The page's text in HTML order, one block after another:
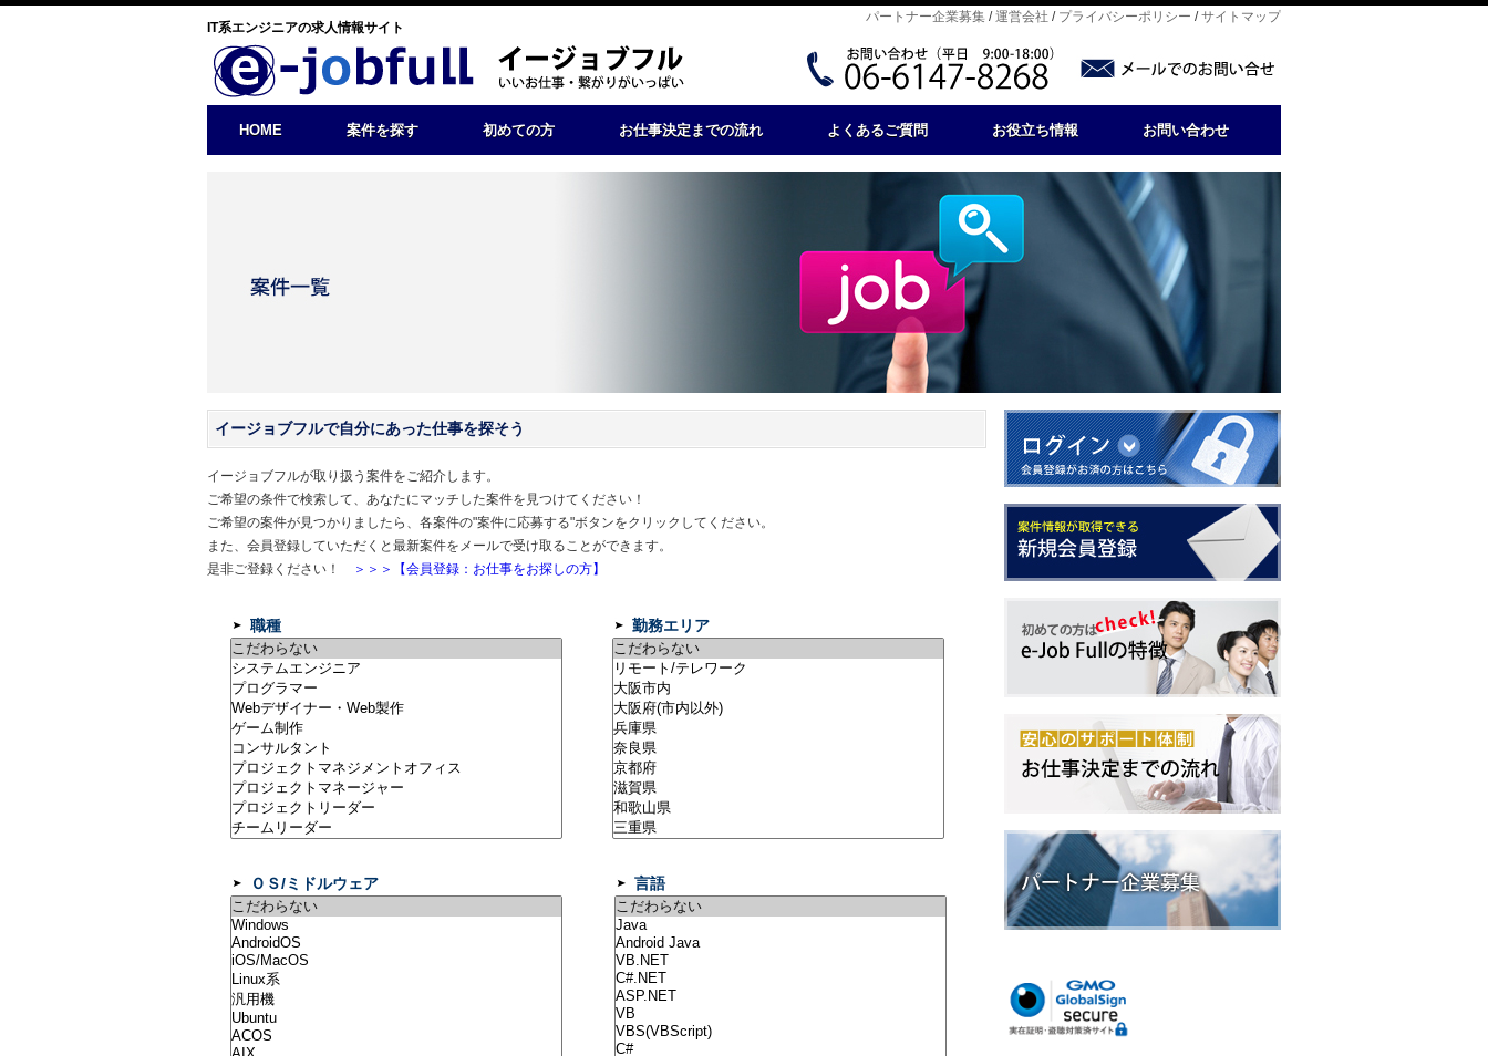
IT系エンジニアの求人情報サイト
パートナー企業募集 /運営会社 / プライバシーポリシー /サイトマップ
HOME 案件を探す 初めての方 お仕事決定までの流れ よくあるご質問 お役立ち情報 お問い合わせ
イージョブフルで自分にあった仕事を探そう
イージョブフルが取り扱う案件をご紹介します。
ご希望の条件で検索して、あなたにマッチした案件を見つけてください！
ご希望の案件が見つかりましたら、各案件の"案件に応募する"ボタンをクリックしてください。
また、会員登録していただくと最新案件をメールで受け取ることができます。
是非ご登録ください！
＞＞＞【会員登録：お仕事をお探しの方】
職種 勤務エリア
ＯＳ/ミドルウェア 言語